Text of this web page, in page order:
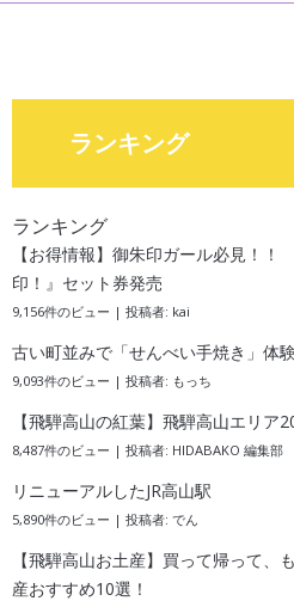
ランキング
ランキング
【お得情報】御朱印ガール必見！
印！』セット券発売
9,156件のビュー | 投稿者: kai
古い町並みで「せんべい手焼き」体験
9,093件のビュー | 投稿者: もっち
【飛騨高山の紅葉】飛騨高山エリア
8,487件のビュー | 投稿者: HIDABAKO 編集部
リニューアルしたJR高山駅
5,890件のビュー | 投稿者: でん
【飛騨高山お土産】買って帰って、
産おすすめ10選！